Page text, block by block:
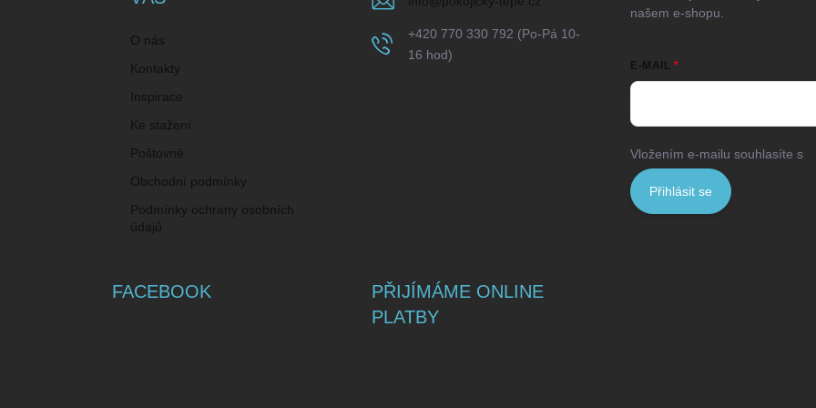
O nás
Kontakty
Inspirace
Ke stažení
Poštovné
Obchodní podmínky
Podmínky ochrany osobních
údajů
+420 770 330 792 (Po-Pá 10-
16 hod)
našem e-shopu.
E-MAIL
Vložením e-mailu souhlasíte s
Přihlásit se
FACEBOOK
PŘIJÍMÁME ONLINE
PLATBY